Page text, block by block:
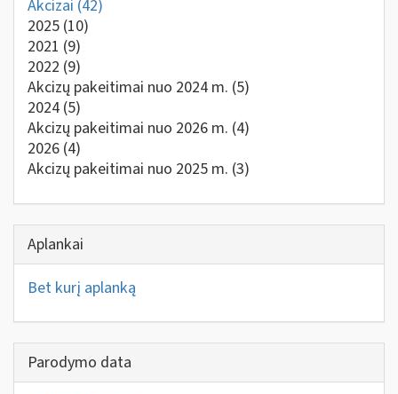
Akcizai (42)
2025 (10)
2021 (9)
2022 (9)
Akcizų pakeitimai nuo 2024 m. (5)
2024 (5)
Akcizų pakeitimai nuo 2026 m. (4)
2026 (4)
Akcizų pakeitimai nuo 2025 m. (3)
Aplankai
Bet kurį aplanką
Parodymo data